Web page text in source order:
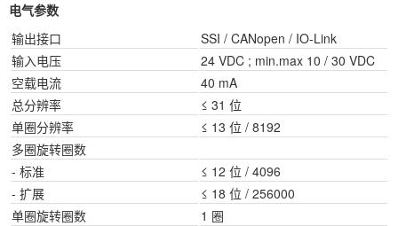
电气参数
输出接口
SSI / CANopen / IO-Link
输入电压
24 VDC ; min.max 10 / 30 VDC
空载电流
40 mA
总分辨率
≤ 31 位
单圈分辨率
≤ 13 位 / 8192
多圈旋转圈数
- 标准
≤ 12 位 / 4096
- 扩展
≤ 18 位 / 256000
单圈旋转圈数
1 圈